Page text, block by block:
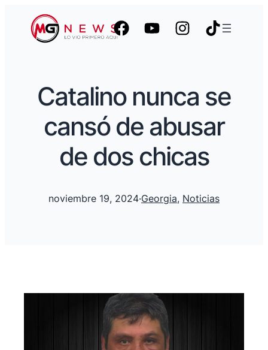
Catalino nunca se
cansó de abusar
de dos chicas
noviembre 19, 2024·Georgia, Noticias